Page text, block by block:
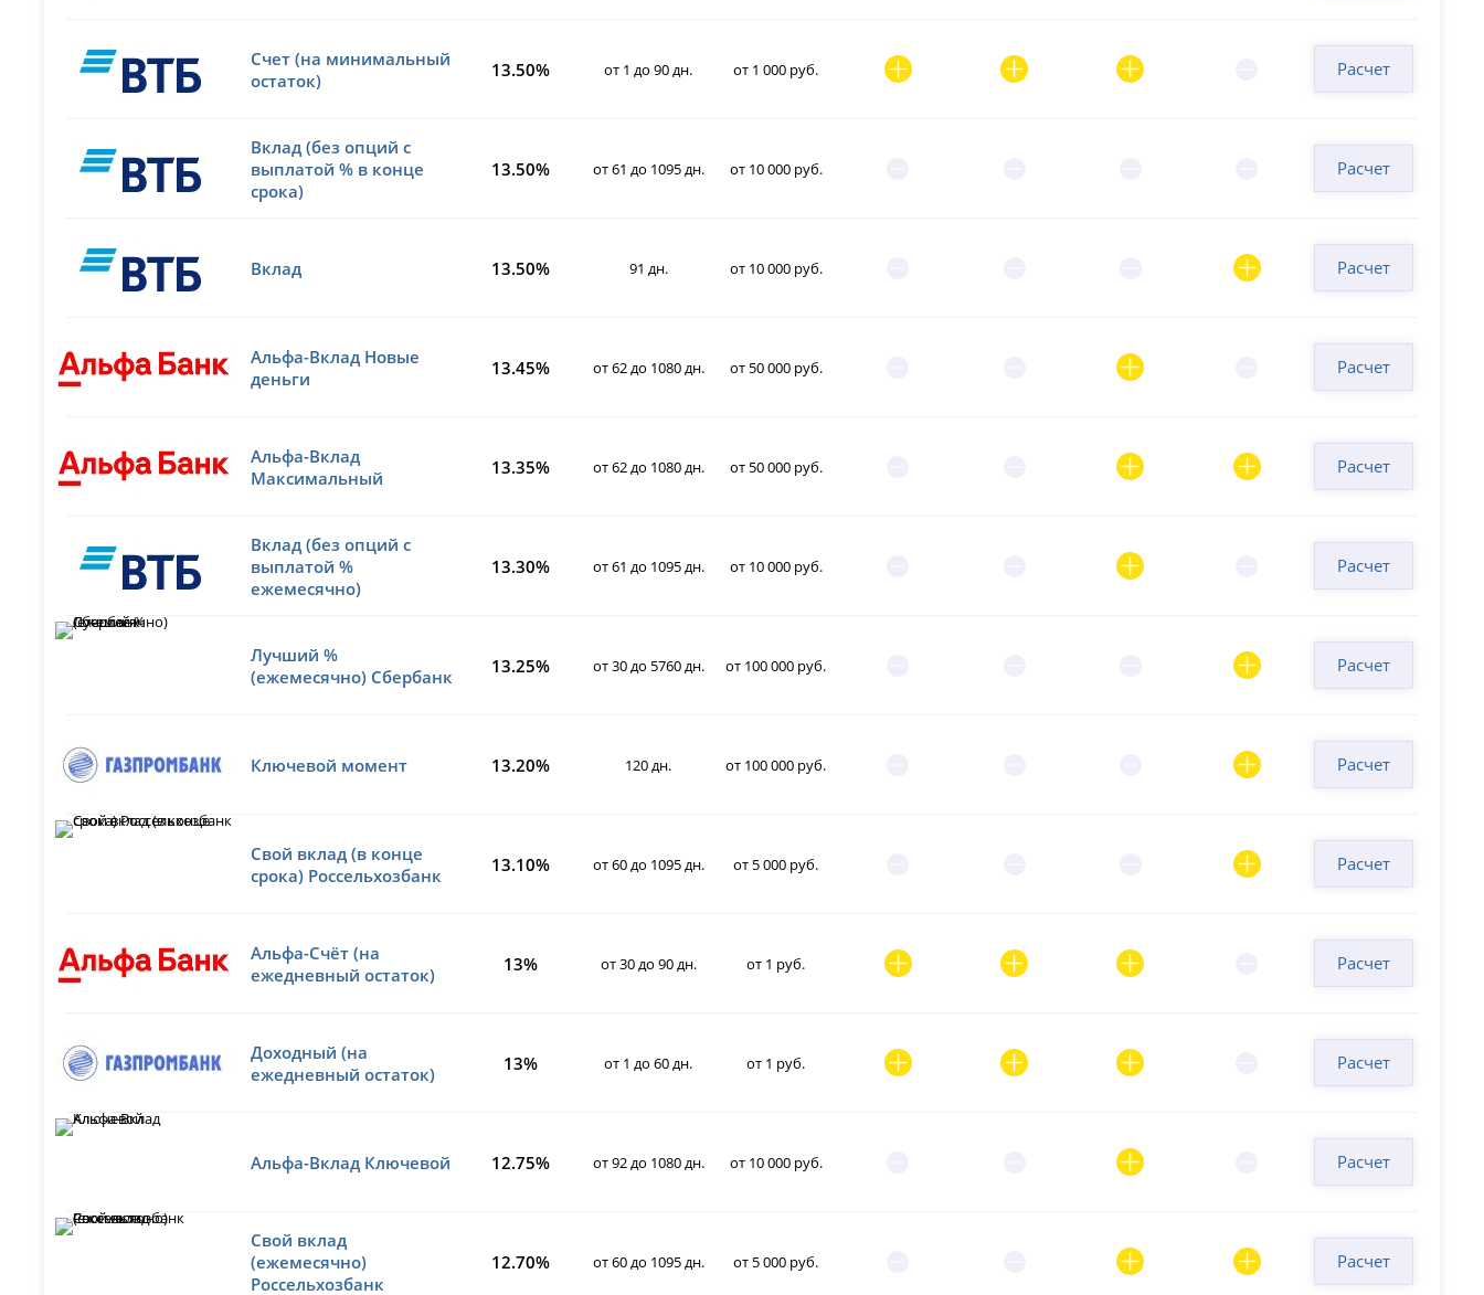
Счет (на минимальный
остаток)
13.50% от 1 до 90 дн. от 1 000 руб. Расчет
Вклад (без опций с
выплатой % в конце
срока)
13.50% от 61 до 1095 дн. от 10 000 руб. Расчет
Вклад 13.50% 91 дн. от 10 000 руб. Расчет
Альфа-Вклад Новые
деньги
13.45% от 62 до 1080 дн. от 50 000 руб. Расчет
Альфа-Вклад
Максимальный
13.35% от 62 до 1080 дн. от 50 000 руб. Расчет
Вклад (без опций с
выплатой %
ежемесячно)
13.30% от 61 до 1095 дн. от 10 000 руб. Расчет
Лучший %
(ежемесячно) Сбербанк
13.25% от 30 до 5760 дн. от 100 000 руб. Расчет
Ключевой момент 13.20% 120 дн. от 100 000 руб. Расчет
Свой вклад (в конце
срока) Россельхозбанк
13.10% от 60 до 1095 дн. от 5 000 руб. Расчет
Альфа-Счёт (на
ежедневный остаток)
13% от 30 до 90 дн. от 1 руб. Расчет
Доходный (на
ежедневный остаток)
13% от 1 до 60 дн. от 1 руб. Расчет
Альфа-Вклад Ключевой 12.75% от 92 до 1080 дн. от 10 000 руб. Расчет
Свой вклад
(ежемесячно)
Россельхозбанк
12.70% от 60 до 1095 дн. от 5 000 руб. Расчет